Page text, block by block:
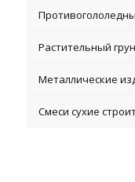
Растительный
Металлические
Смеси сухие